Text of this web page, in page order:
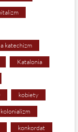
katechizm
Katalonia
kobiety
kolonializm
konkordat